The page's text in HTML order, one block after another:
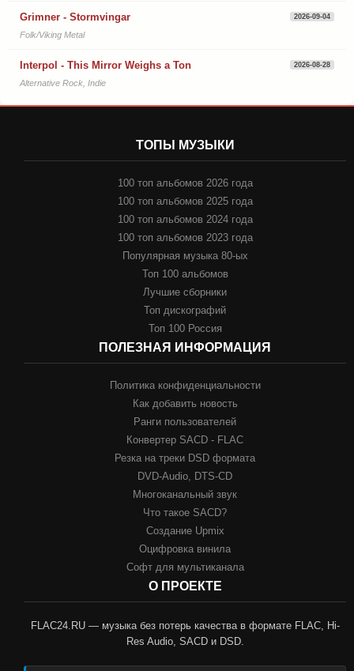
Grimner - Stormvingar 2026-09-04
Folk/Viking Metal
Interpol - This Mirror Weighs a Ton 2026-08-28
Alternative Rock, Indie
ТОПЫ МУЗЫКИ
100 топ альбомов 2026 года
100 топ альбомов 2025 года
100 топ альбомов 2024 года
100 топ альбомов 2023 года
Популярная музыка 80-ых
Топ 100 альбомов
Лучшие сборники
Топ дискографий
Топ 100 Россия
ПОЛЕЗНАЯ ИНФОРМАЦИЯ
Политика конфиденциальности
Как добавить новость
Ранги пользователей
Конвертер SACD - FLAC
Резка на треки DSD формата
DVD-Audio, DTS-CD
Многоканальный звук
Что такое SACD?
Создание Upmix
Оцифровка винила
Софт для мультиканала
О ПРОЕКТЕ
FLAC24.RU — музыка без потерь качества в формате FLAC, Hi-
Res Audio, SACD и DSD.